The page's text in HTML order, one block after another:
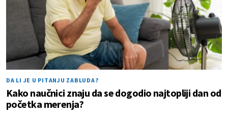
DA LI JE U PITANJU ZABLUDA?
Kako naučnici znaju da se dogodio najtopliji dan od
početka merenja?